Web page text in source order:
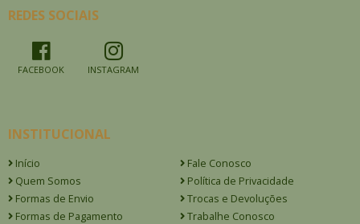
REDES SOCIAIS
FACEBOOK INSTAGRAM
INSTITUCIONAL
Início
Fale Conosco
Quem Somos
Política de Privacidade
Formas de Envio
Trocas e Devoluções
Formas de Pagamento
Trabalhe Conosco